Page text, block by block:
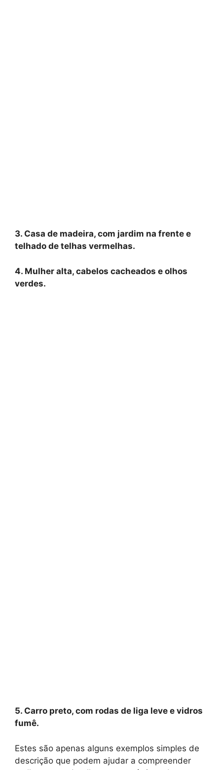
3. Casa de madeira, com jardim na frente e
telhado de telhas vermelhas.
4. Mulher alta, cabelos cacheados e olhos
verdes.
5. Carro preto, com rodas de liga leve e vidros
fumê.
Estes são apenas alguns exemplos simples de
descrição que podem ajudar a compreender